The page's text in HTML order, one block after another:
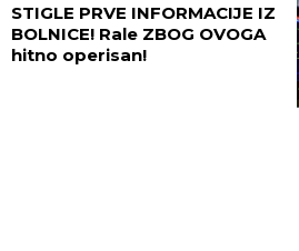
STIGLE PRVE INFORMACIJE IZ
BOLNICE! Rale ZBOG OVOGA
hitno operisan!